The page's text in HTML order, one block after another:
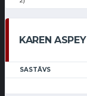
KAREN
SASTĀVS